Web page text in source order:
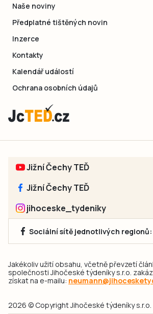
Naše noviny
Předplatné tištěných novin
Inzerce
Kontakty
Kalendář událostí
Ochrana osobních údajů
Jižní Čechy TEĎ
Jižní Čechy TEĎ
jihoceske_tydeniky
Sociální sítě jednotlivých regionů:
Jakékoliv užití obsahu, včetně převzetí
společnosti Jihočeské týdeníky s.r.o.
získat na e-mailu:
2026 © Copyright Jihočeské týdeníky s.r.o.